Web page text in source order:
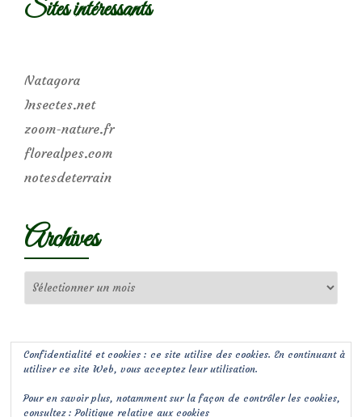
Sites intéressants
Natagora
Insectes.net
zoom-nature.fr
florealpes.com
notesdeterrain
Archives
Confidentialité et cookies : ce site utilise des cookies. En continuant à
utiliser ce site Web, vous acceptez leur utilisation.
Pour en savoir plus, notamment sur la façon de contrôler les cookies,
consultez :Politique relative aux cookies